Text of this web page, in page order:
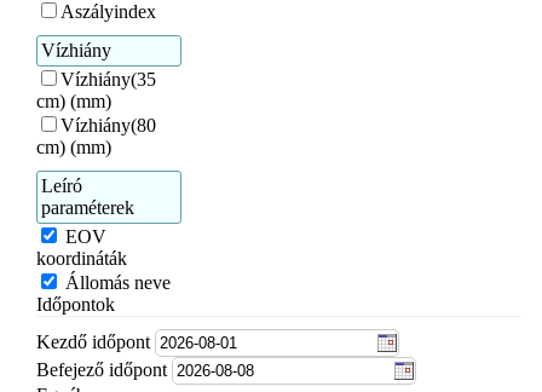
Aszályindex
Vízhiány
Vízhiány(35
cm) (mm)
Vízhiány(80
cm) (mm)
Leíró
paraméterek
EOV
koordináták
Állomás neve
Időpontok
Kezdő időpont
Befejező időpont